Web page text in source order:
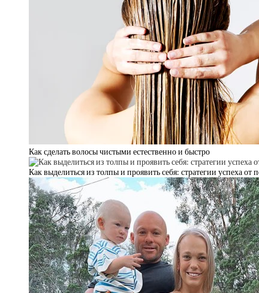
Как сделать волосы чистыми естественно и быстро
Как выделиться из толпы и проявить себя: стратегии успеха от